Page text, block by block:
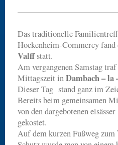
Das traditionelle
Hockenheim-Commercy fand
Valffstatt.
Am vergangenen Samstag
Mittagszeit inDambach – la
Dieser Tag stand ganz im
Bereits beim gemeinsamen
von den dargebotenen
gekostet.
Auf dem kurzen Fußweg zum